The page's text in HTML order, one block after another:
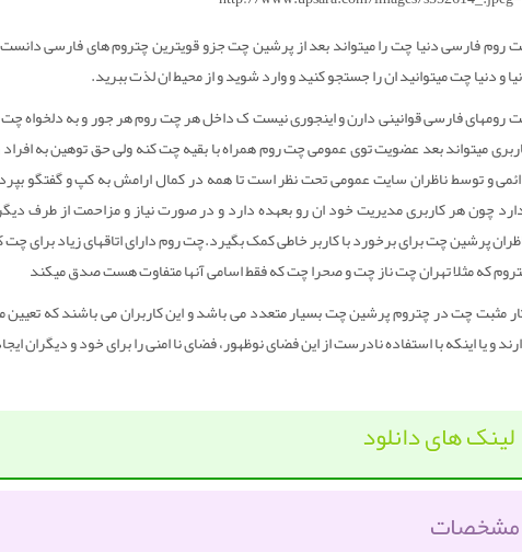
روم فارسی دنیا چت را میتواند بعد از پرشین چت جزو قویترین چتروم های فارسی
و دنیا چت میتوانید ان را جستجو کنید و وارد شوید و از محیط ان لذت ببرید.
رومهای فارسی قوانینی دارن و اینجوری نیست ک داخل هر چت روم هر جور و به دلخواه چت
میتواند بعد عضویت توی عمومی چت روم همراه با بقیه چت کنه ولی حق توهین به
و توسط ناظران سایت عمومی تحت نظر است تا همه در کمال ارامش به کپ و گفتگو
چون هر کاربری مدیریت خود ان رو بعهده دارد و در صورت نیاز و مزاحمت از طرف
پرشین چت برای برخورد با کاربر خاطی کمک بگیرد.چت روم دارای اتاقهای زیاد برای
که مثلا تهران چت ناز چت و صحرا چت که فقط اسامی آنها متفاوت هست صدق میکند
مثبت چت در چتروم پرشین چت بسیار متعدد می باشد و این کاربران می باشند که تعیین
و یا اینکه با استفاده نادرست از این فضای نوظهور، فضای نا امنی را برای خود و دیگران
لینک های دانلود
مشخصات